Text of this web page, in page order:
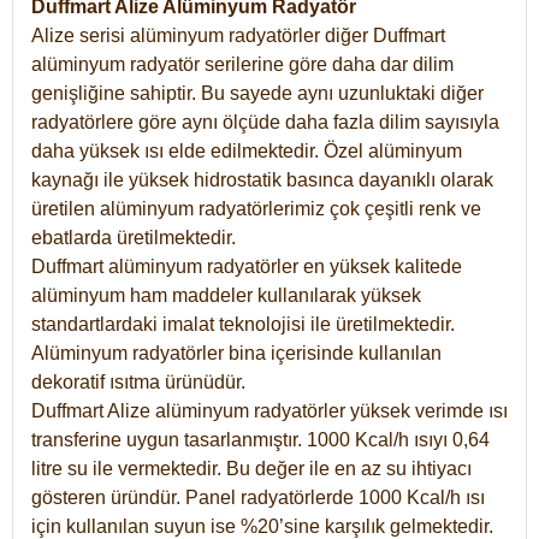
Duffmart Alize Alüminyum Radyatör
Alize serisi alüminyum radyatörler diğer Duffmart
alüminyum radyatör serilerine göre daha dar dilim
genişliğine sahiptir. Bu sayede aynı uzunluktaki diğer
radyatörlere göre aynı ölçüde daha fazla dilim sayısıyla
daha yüksek ısı elde edilmektedir. Özel alüminyum
kaynağı ile yüksek hidrostatik basınca dayanıklı olarak
üretilen alüminyum radyatörlerimiz çok çeşitli renk ve
ebatlarda üretilmektedir.
Duffmart alüminyum radyatörler en yüksek kalitede
alüminyum ham maddeler kullanılarak yüksek
standartlardaki imalat teknolojisi ile üretilmektedir.
Alüminyum radyatörler bina içerisinde kullanılan
dekoratif ısıtma ürünüdür.
Duffmart Alize alüminyum radyatörler yüksek verimde ısı
transferine uygun tasarlanmıştır. 1000 Kcal/h ısıyı 0,64
litre su ile vermektedir. Bu değer ile en az su ihtiyacı
gösteren üründür. Panel radyatörlerde 1000 Kcal/h ısı
için kullanılan suyun ise %20’sine karşılık gelmektedir.